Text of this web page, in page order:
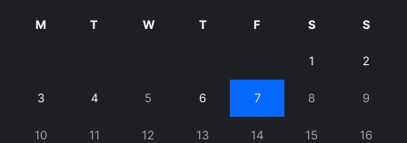
M T W T F S S
1 2
3 4 5 6 7 8 9
10 11 12 13 14 15 16